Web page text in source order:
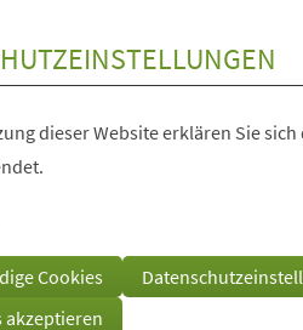
dieser Website erklären Sie
Cookies
akzeptieren